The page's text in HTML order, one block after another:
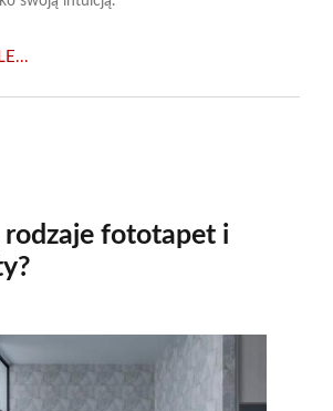
rodzaje fototapet i